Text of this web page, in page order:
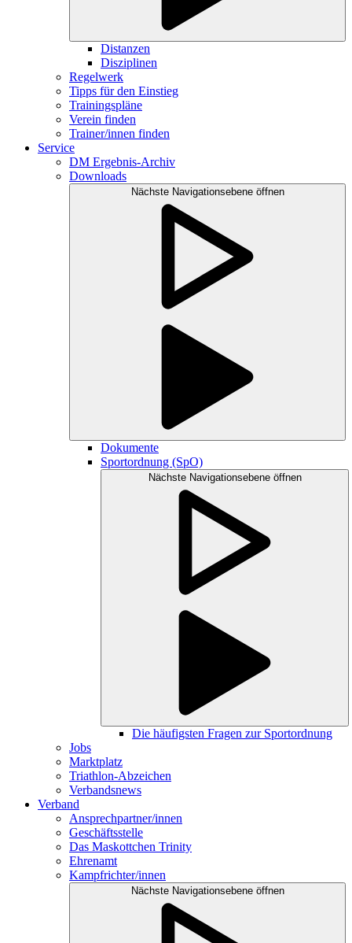
Distanzen
Disziplinen
Regelwerk
Tipps für den Einstieg
Trainingspläne
Verein finden
Trainer/innen finden
Service
DM Ergebnis-Archiv
Downloads
Nächste Navigationsebene öffnen
Dokumente
Sportordnung (SpO)
Nächste Navigationsebene öffnen
Die häufigsten Fragen zur Sportordnung
Jobs
Marktplatz
Triathlon-Abzeichen
Verbandsnews
Verband
Ansprechpartner/innen
Geschäftsstelle
Das Maskottchen Trinity
Ehrenamt
Kampfrichter/innen
Nächste Navigationsebene öffnen